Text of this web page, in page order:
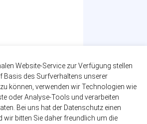
6 x 1,00l
zzgl. 2,40€ Pfand
PET-MEHRWEG
12,99€
(2,17€ / Liter)
Website-Service zur Verfügung stellen
Basis des Surfverhaltens unserer
können, verwenden wir Technologien wie
oder Analyse-Tools und verarbeiten
Bei uns hat der Datenschutz einen
wir bitten Sie daher freundlich um die